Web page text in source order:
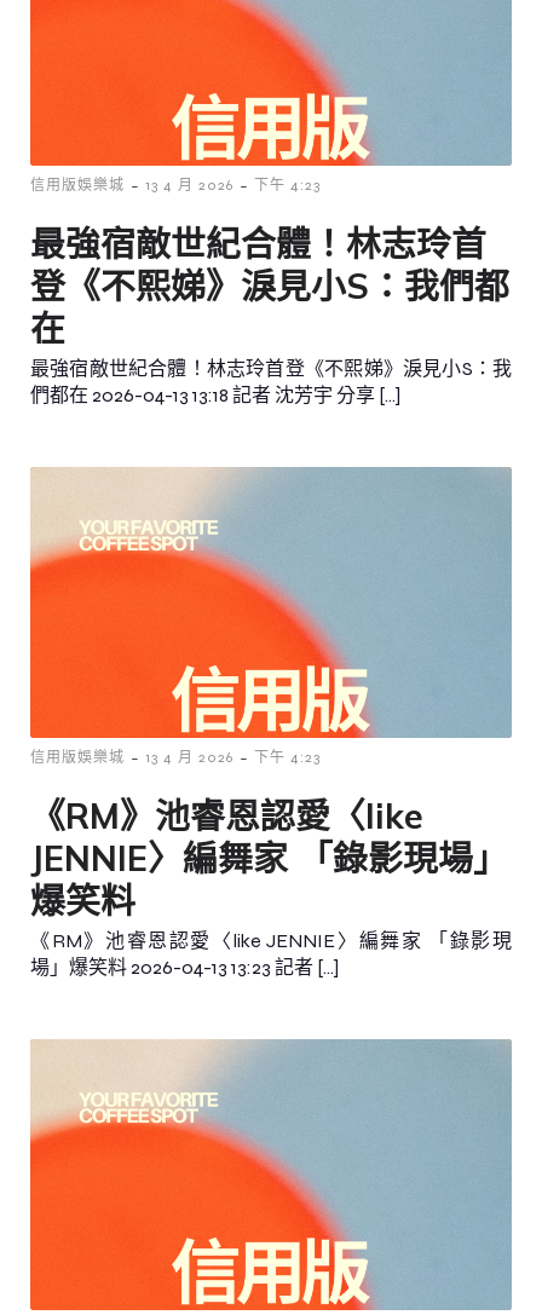
信用版娛樂城 - 13 4 月 2026 - 下午 4:23
最強宿敵世紀合體！林志玲首
登《不熙娣》淚見小S：我們都
在
最強宿敵世紀合體！林志玲首登《不熙娣》淚見小S：我
們都在 2026-04-13 13:18 記者 沈芳宇 分享 […]
信用版娛樂城 - 13 4 月 2026 - 下午 4:23
《RM》池睿恩認愛〈like
JENNIE〉編舞家 「錄影現場」
爆笑料
《RM》池睿恩認愛〈like JENNIE〉編舞家 「錄影現
場」爆笑料 2026-04-13 13:23 記者 […]